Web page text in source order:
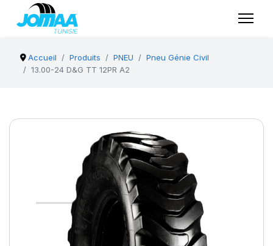
Accueil Produits PNEU
Pneu Génie Civil
13.00-24 D&G TT 12PR A2